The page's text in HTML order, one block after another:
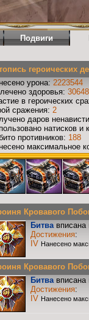
Подвиги
героических
урона: 2223544
здоровья:
в героических
сражения: 2
даров
натисков и
противников: 188
максимальное
Кровавого
Битвавписана
Достижения:
IV Нанесено
Кровавого
Битвавписана
Достижения:
IV Нанесено